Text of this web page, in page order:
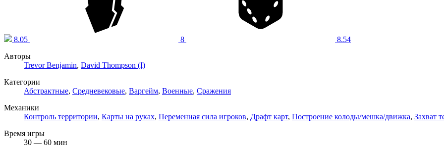
8.05 8
8.54
Авторы
Trevor Benjamin, David Thompson (I)
Категории
Абстрактные, Средневековые, Варгейм, Военные, Сражения
Механики
Контроль территории, Карты на руках, Переменная сила игроков, Драфт карт, Построение колоды/мешка/движка, Захват
Время игры
30 — 60 мин